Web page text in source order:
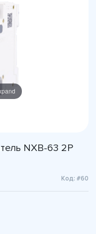
NXB-63 2P
Код: #60